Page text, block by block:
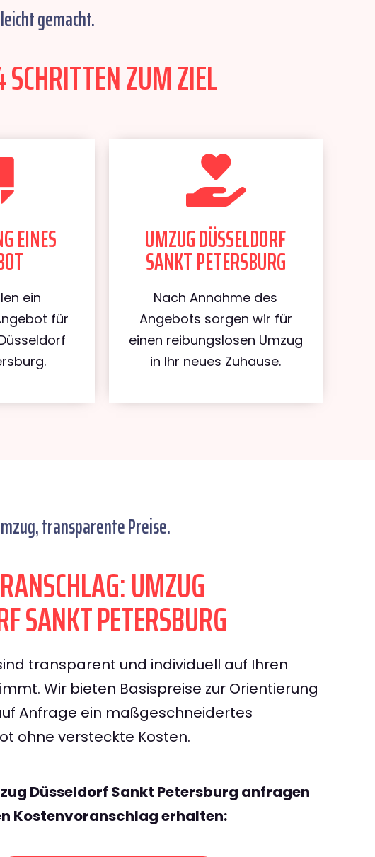
gemacht.
ZUM ZIEL
EINES
ein
für
UMZUG DÜSSELDORF
SANKT PETERSBURG
Nach Annahme des
Angebots sorgen wir für
einen reibungslosen Umzug
in Ihr neues Zuhause.
transparente Preise.
UMZUG
SANKT PETERSBURG
transparent und individuell auf Ihren
Wir bieten Basispreise zur Orientierung
Anfrage ein maßgeschneidertes
ohne versteckte Kosten.
Düsseldorf Sankt Petersburg anfragen
Kostenvoranschlag erhalten: